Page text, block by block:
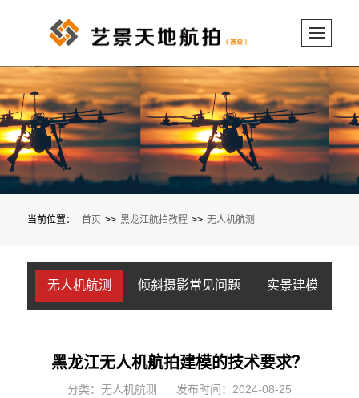
当前位置： 首页 >> 黑龙江航拍教程 >> 无人机航测
无人机航测 倾斜摄影常见问题 实景建模
黑龙江无人机航拍建模的技术要求？
分类：无人机航测
发布时间：2024-08-25